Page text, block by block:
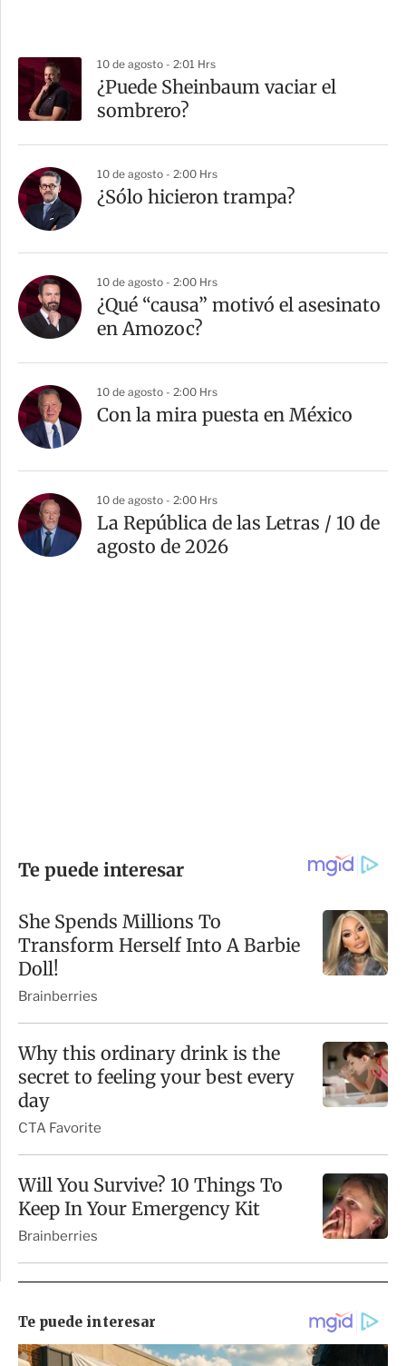
10 de agosto - 2:01 Hrs
¿Puede Sheinbaum vaciar el
sombrero?
10 de agosto - 2:00 Hrs
¿Sólo hicieron trampa?
10 de agosto - 2:00 Hrs
¿Qué “causa” motivó el asesinato
en Amozoc?
10 de agosto - 2:00 Hrs
Con la mira puesta en México
10 de agosto - 2:00 Hrs
La República de las Letras / 10 de
agosto de 2026